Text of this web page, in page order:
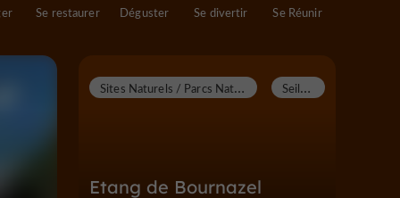
Se restaurer Déguster Se divertir Se Réunir
Etang de Bournazel
S
ites Naturels / Parcs Naturels S
eilhac